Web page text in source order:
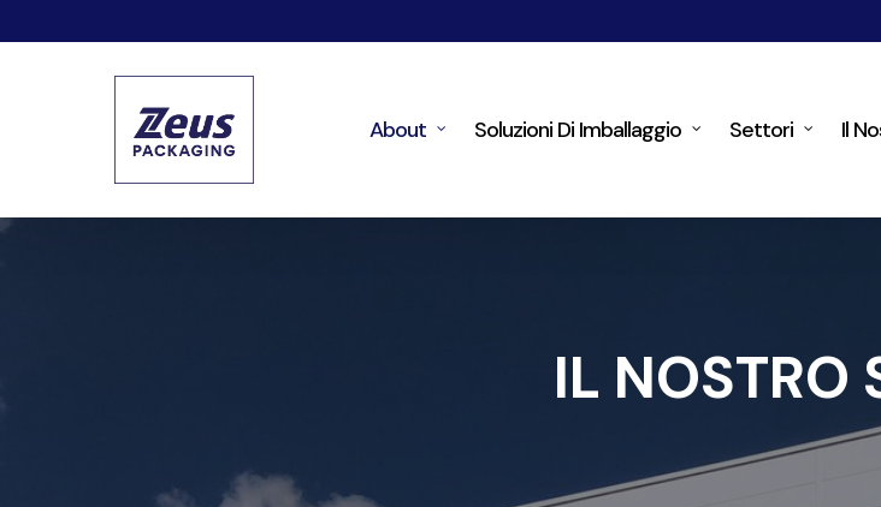
About Soluzioni Di Imballaggio Settori Il
IL NOSTRO